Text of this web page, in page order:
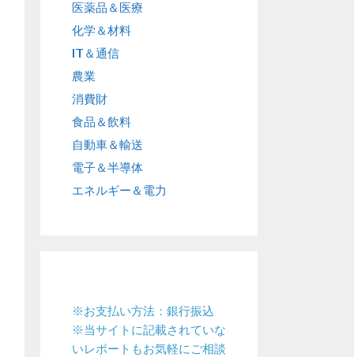
医薬品＆医療
化学＆材料
IT＆通信
農業
消費財
食品＆飲料
自動車＆輸送
電子＆半導体
エネルギー＆電力
※お支払い方法：銀行振込
※当サイトに記載されていな
いレポートもお気軽にご相談